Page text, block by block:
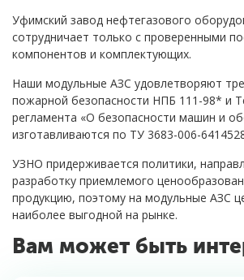
Уфимский завод нефтегазового
сотрудничает только с проверенными
компонентов и комплектующих.
Наши модульные АЗС удовлетворяют
пожарной безопасности НПБ 111-98* и
регламента «О безопасности машин и
изготавливаются по ТУ 3683-006-
УЗНО придерживается политики,
разработку приемлемого
продукцию, поэтому на модульные АЗС
наиболее выгодной на рынке.
Вам может быть